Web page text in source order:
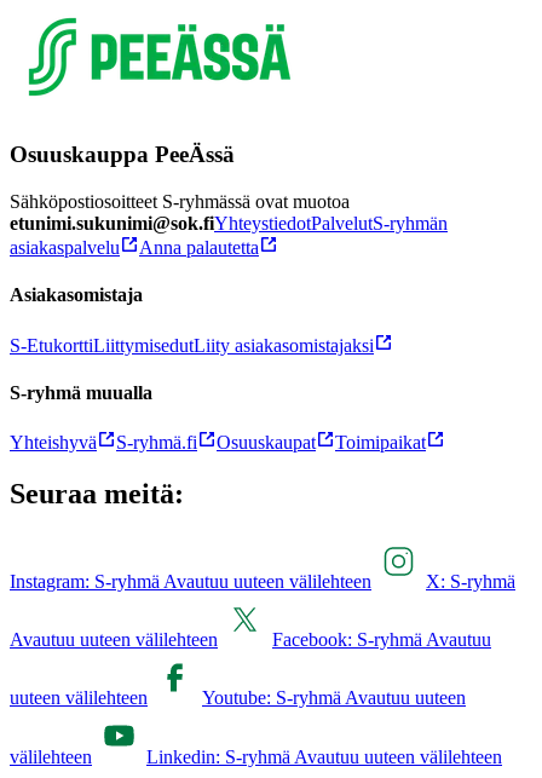
Osuuskauppa PeeÄssä
Sähköpostiosoitteet S-ryhmässä ovat muotoa
etunimi.sukunimi@sok.fiYhteystiedotPalvelutS-ryhmän
asiakaspalvelu
Anna palautetta
Asiakasomistaja
S-EtukorttiLiittymisedutLiity asiakasomistajaksi
S-ryhmä muualla
Yhteishyvä S-ryhmä.fi Osuuskaupat Toimipaikat
Seuraa meitä:
Instagram: S-ryhmä Avautuu uuteen välilehteen X: S-ryhmä
Avautuu uuteen välilehteen Facebook: S-ryhmä Avautuu
uuteen välilehteen Youtube: S-ryhmä Avautuu uuteen
välilehteen Linkedin: S-ryhmä Avautuu uuteen välilehteen